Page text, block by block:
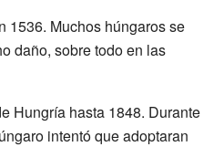
Muchos húngaros se
daño, sobre todo en las
Hungría hasta 1848. Durante
intentó que adoptaran